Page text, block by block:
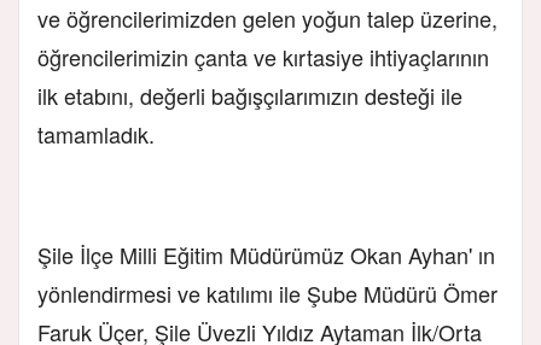
ve öğrencilerimizden gelen yoğun talep üzerine,
öğrencilerimizin çanta ve kırtasiye ihtiyaçlarının
ilk etabını, değerli bağışçılarımızın desteği ile
tamamladık.
Şile İlçe Milli Eğitim Müdürümüz Okan Ayhan' ın
yönlendirmesi ve katılımı ile Şube Müdürü Ömer
Faruk Üçer, Şile Üvezli Yıldız Aytaman İlk/Orta